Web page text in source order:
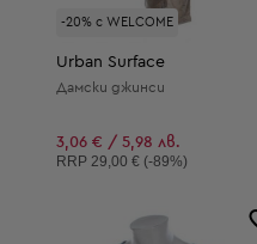
-20% с WELCOME
Urban Surface
Дамски джинси
3,06 € / 5,98 лв.
Препоръчителна цена:
RRP 29,00 € (-89%)